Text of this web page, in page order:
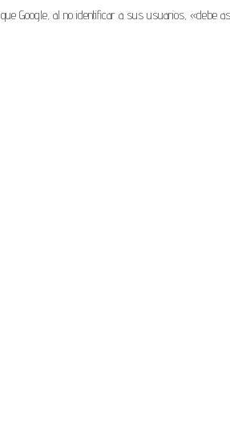
Google, al no identificar a sus usuarios, «debe